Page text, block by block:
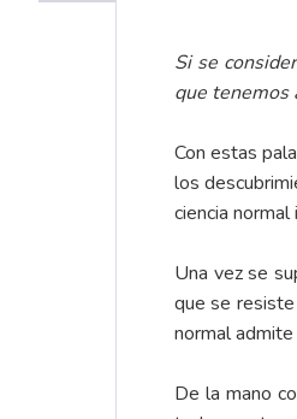
Si se
que tenemos
Con estas
los
ciencia
Una vez se
que se resiste
normal
De la mano